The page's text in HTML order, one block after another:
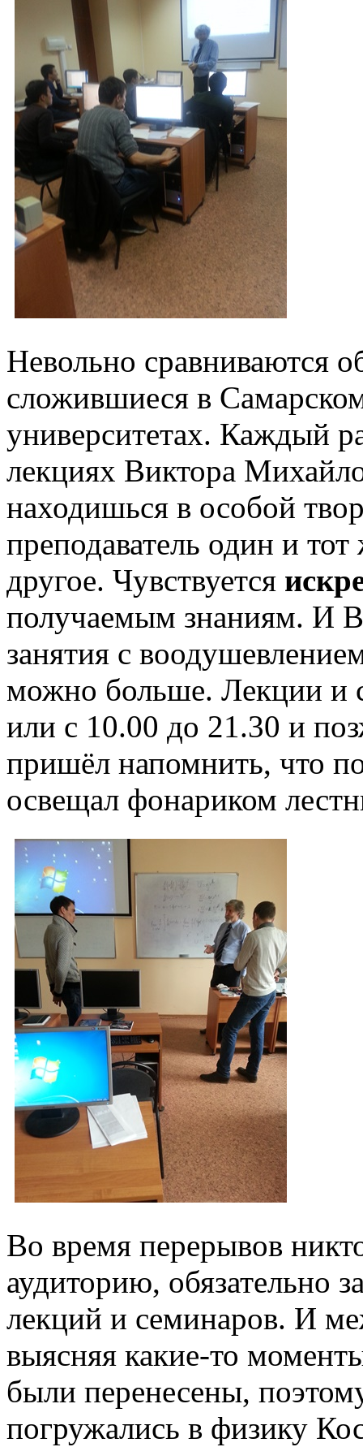
Невольно сравниваются
сложившиеся в
университетах. Каждый
лекциях Виктора
находишься в особой
преподаватель один и
другое. Чувствуется
получаемым знаниям. И
занятия с
можно больше. Лекции и
или с 10.00 до 21.30 и
пришёл напомнить, что
освещал фонариком
Во время перерывов
аудиторию, обязательно
лекций и семинаров. И
выясняя какие-то
были перенесены,
погружались в физику